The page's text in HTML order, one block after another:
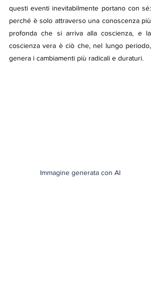
questi eventi inevitabilmente portano con sé:
perché è solo attraverso una conoscenza più
profonda che si arriva alla coscienza, e la
coscienza vera è ciò che, nel lungo periodo,
genera i cambiamenti più radicali e duraturi.
Immagine generata con AI